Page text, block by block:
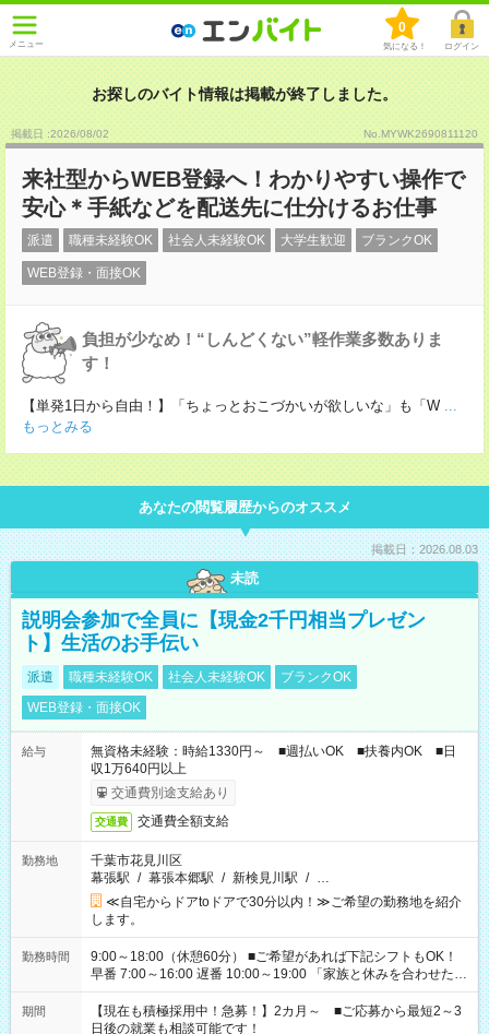
メニュー
0
気になる！ ログイン
お探しのバイト情報は掲載が終了しました。
掲載日 :2026/08/02 No.MYWK2690811120
来社型からWEB登録へ！わかりやすい操作で
安心＊手紙などを配送先に仕分けるお仕事
派遣 職種未経験OK 社会人未経験OK 大学生歓迎 ブランクOK
WEB登録・面接OK
負担が少なめ！“しんどくない”軽作業多数ありま
す！
【単発1日から自由！】「ちょっとおこづかいが欲しいな」も「W ...
もっとみる
あなたの閲覧履歴からのオススメ
掲載日：2026.08.03
未読
説明会参加で全員に【現金2千円相当プレゼン
ト】生活のお手伝い
派遣 職種未経験OK 社会人未経験OK
ブランクOK
WEB登録・面接OK
給与
無資格未経験：時給1330円～ ■週払いOK ■扶養内OK ■日
収1万640円以上
交通費別途支給あり
交通費 交通費全額支給
勤務地
千葉市花見川区
幕張駅 / 幕張本郷駅 / 新検見川駅 / …
≪自宅からドアtoドアで30分以内！≫ご希望の勤務地を紹介
します。
勤務時間
9:00～18:00（休憩60分） ■ご希望があれば下記シフトもOK！
早番 7:00～16:00 遅番 10:00～19:00 「家族と休みを合わせた
い」 「余裕を持って夕飯の準備がしたい」 「できれば残業はし
たくない」 など、ご希望を教えてくださいね。 ※Wワーク希望
の方へ 今ご覧のお仕事で希望する勤務時間と、もう1つのお仕事
期間
【現在も積極採用中！急募！】2カ月～ ■ご応募から最短2～3
日後の就業も相談可能です！